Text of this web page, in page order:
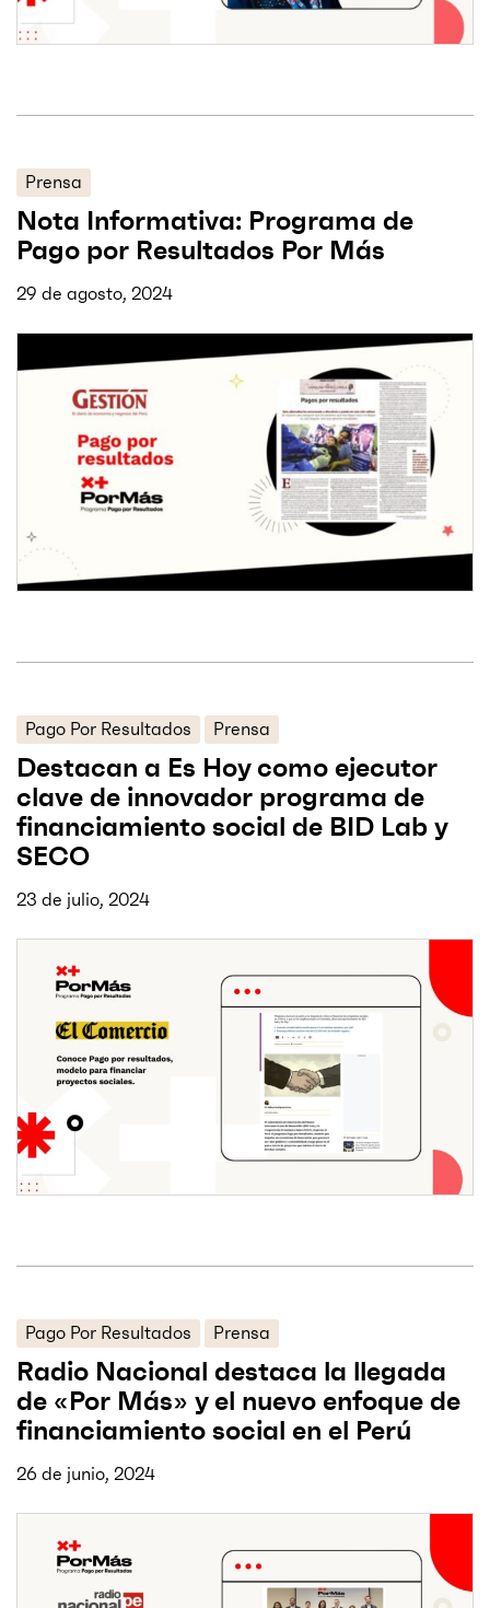
Prensa
Nota Informativa: Programa de
Pago por Resultados Por Más
29 de agosto, 2024
Pago Por Resultados Prensa
Destacan a Es Hoy como ejecutor
clave de innovador programa de
financiamiento social de BID Lab y
SECO
23 de julio, 2024
Pago Por Resultados Prensa
Radio Nacional destaca la llegada
de «Por Más» y el nuevo enfoque de
financiamiento social en el Perú
26 de junio, 2024